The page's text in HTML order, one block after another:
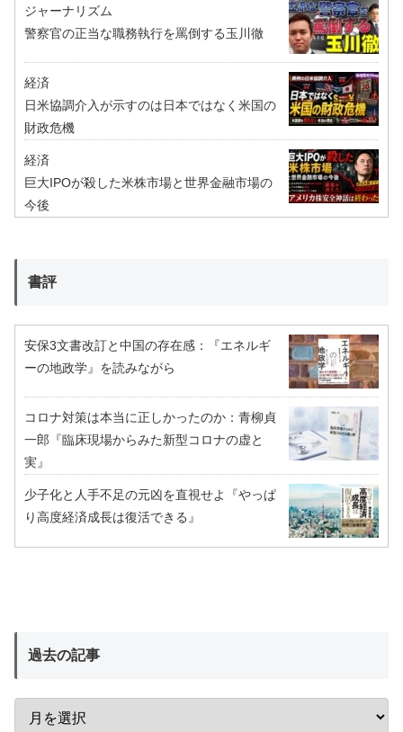
ジャーナリズム
警察官の正当な職務執行を罵倒する玉川徹
経済
日米協調介入が示すのは日本ではなく米国の
財政危機
経済
巨大IPOが殺した米株市場と世界金融市場の
今後
書評
安保3文書改訂と中国の存在感：『エネルギ
ーの地政学』を読みながら
コロナ対策は本当に正しかったのか：青柳貞
一郎『臨床現場からみた新型コロナの虚と
実』
少子化と人手不足の元凶を直視せよ『やっぱ
り高度経済成長は復活できる』
過去の記事